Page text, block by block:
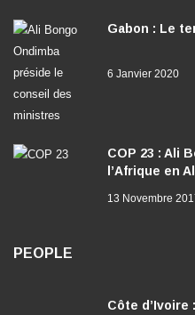
Gabon : Le
6 Janvier 2020
COP 23 : Ali
l’Afrique en
13 Novembre
PEOPLE
Côte d’Ivoire